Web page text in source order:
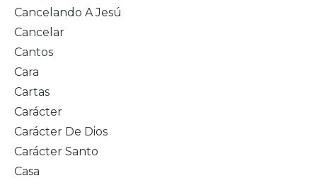
Cancelando A Jesú
Cancelar
Cantos
Cara
Cartas
Carácter
Carácter De Dios
Carácter Santo
Casa